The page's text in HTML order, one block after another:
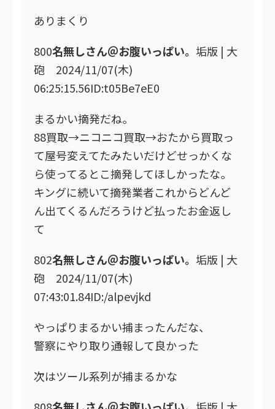
ありまくり
800名無しさん＠お腹いっぱい。 垢版 | 大
砲 2024/11/07(木)
06:25:15.56ID:t05Be7eE0
まるかい摘発だね。
88買取→ニコニコ買取→おたから買取っ
て屋号変えてたみたいだけどせっかくな
ら使ってるとこ摘発してほしかったな。
キングに続いて摘発業者これからどんど
ん出てくるんだろうけど払ったお金返し
て
802名無しさん＠お腹いっぱい。 垢版 | 大
砲 2024/11/07(木)
07:43:01.84ID:/alpevjkd
やっぱりまるかい捕まったんだな、
警察にやり取り通報して良かった
次はツール系列が捕まるかな